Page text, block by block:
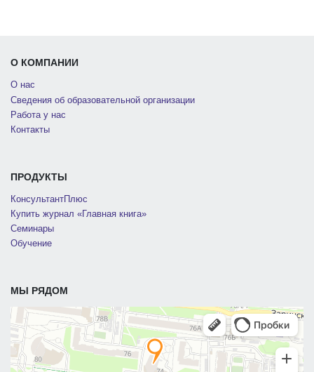
О КОМПАНИИ
О нас
Сведения об образовательной организации
Работа у нас
Контакты
ПРОДУКТЫ
КонсультантПлюс
Купить журнал «Главная книга»
Семинары
Обучение
МЫ РЯДОМ